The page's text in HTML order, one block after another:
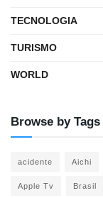
TECNOLOGIA
TURISMO
WORLD
Browse by Tags
acidente Aichi
Apple Tv Brasil